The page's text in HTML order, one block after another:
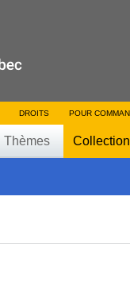
DROITS POUR
Thèmes